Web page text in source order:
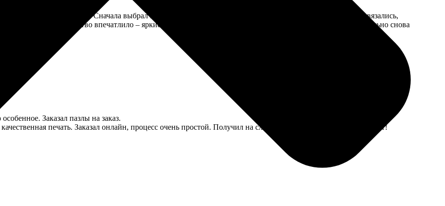
простым и понятным. Сначала выбрал картинки, потом загрузил их на сайт. Менеджеры оперативно связались,
быстро, качество впечатлило – яркие цвета, четкие детали. Отличный подарок для друзей. Обязательно снова
Заказал пазлы на заказ.
печать. Заказал онлайн, процесс очень простой. Получил на следующий день, меня все устраивает!